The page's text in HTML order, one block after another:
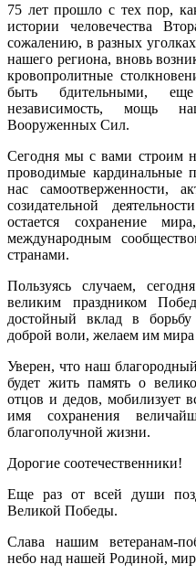
75 лет прошло с тех пор,
истории человечества
сожалению, в разных
нашего региона, вновь
кровопролитные
быть бдительными,
независимость, мощь
Вооруженных Сил.
Сегодня мы с вами строим
проводимые кардинальные
нас самоотверженности,
созидательной
остается сохранение
международным
странами.
Пользуясь случаем,
великим праздником
достойный вклад в
доброй воли, желаем им
Уверен, что наш
будет жить память о
отцов и дедов, мобилизует
имя сохранения
благополучной жизни.
Дорогие соотечественники!
Еще раз от всей души
Великой Победы.
Слава нашим ветеранам-
небо над нашей Родиной,